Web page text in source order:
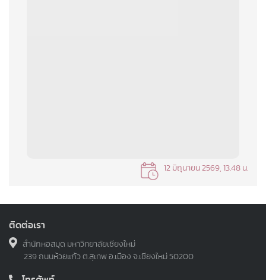
12 มิถุนายน 2569, 13.48 น.
ติดต่อเรา
สำนักหอสมุด มหาวิทยาลัยเชียงใหม่
239 ถนนห้วยแก้ว ต.สุเทพ อ.เมือง จ.เชียงใหม่ 50200